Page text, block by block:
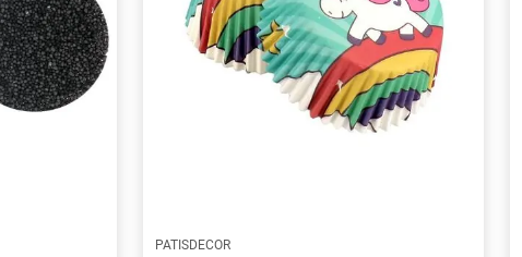
PATISDECOR